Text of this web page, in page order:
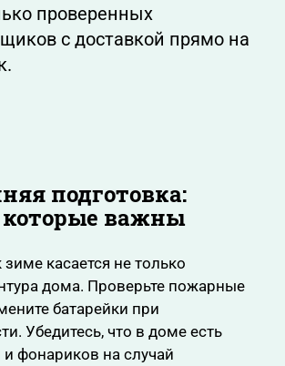
проверенных
с доставкой прямо на
подготовка:
важны
зиме касается не только
дома. Проверьте пожарные
батарейки при
Убедитесь, что в доме есть
и фонариков на случай